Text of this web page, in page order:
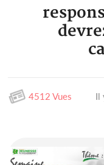
4512 Vues Il